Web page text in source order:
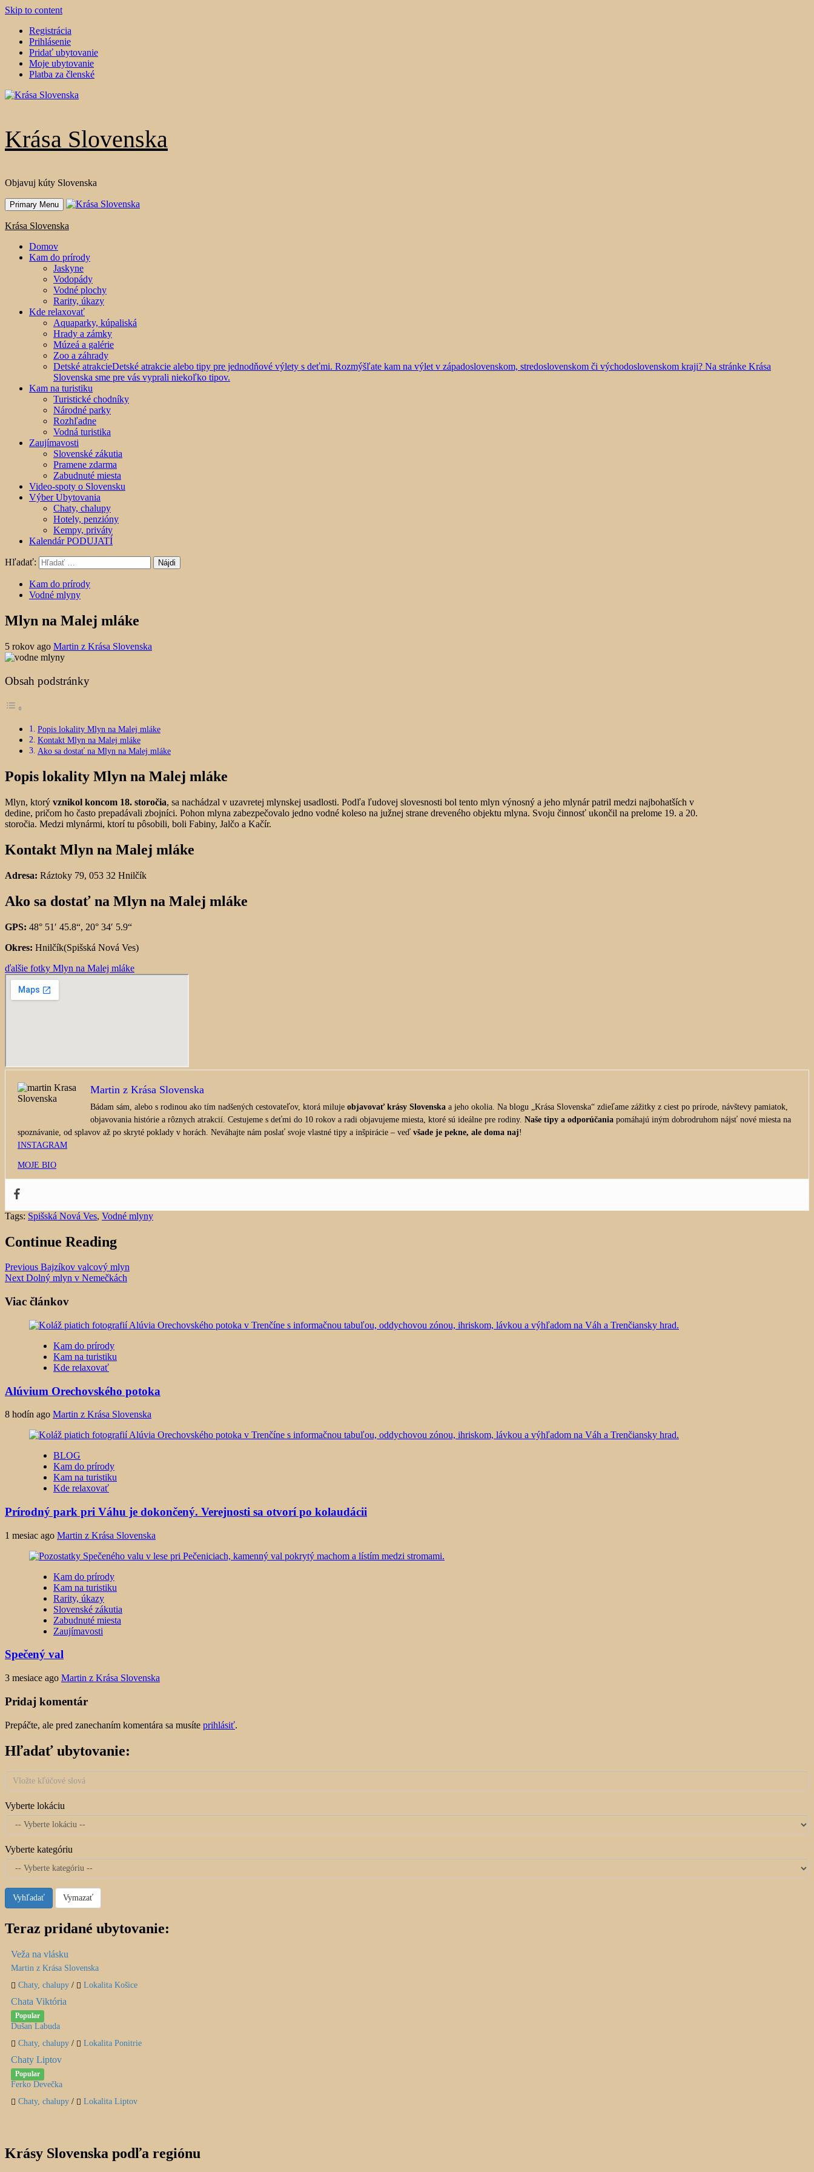
Skip to content
Registrácia
Prihlásenie
Pridať ubytovanie
Moje ubytovanie
Platba za členské
Krása Slovenska
Objavuj kúty Slovenska
Primary Menu
Krása Slovenska
Domov
Kam do prírody
Jaskyne
Vodopády
Vodné plochy
Rarity, úkazy
Kde relaxovať
Aquaparky, kúpaliská
Hrady a zámky
Múzeá a galérie
Zoo a záhrady
Detské atrakcieDetské atrakcie alebo tipy pre jednodňové výlety s deťmi. Rozmýšľate kam na výlet v západoslovenskom, stredoslovenskom či východoslovenskom kraji? Na stránke Krása
Slovenska sme pre vás vyprali niekoľko tipov.
Kam na turistiku
Turistické chodníky
Národné parky
Rozhľadne
Vodná turistika
Zaujímavosti
Slovenské zákutia
Pramene zdarma
Zabudnuté miesta
Video-spoty o Slovensku
Výber Ubytovania
Chaty, chalupy
Hotely, penzióny
Kempy, priváty
Kalendár PODUJATÍ
Hľadať:
Kam do prírody
Vodné mlyny
Mlyn na Malej mláke
5 rokov ago Martin z Krása Slovenska
Obsah podstránky
Popis lokality Mlyn na Malej mláke
Kontakt Mlyn na Malej mláke
Ako sa dostať na Mlyn na Malej mláke
Popis lokality Mlyn na Malej mláke
Mlyn, ktorý vznikol koncom 18. storočia, sa nachádzal v uzavretej mlynskej usadlosti. Podľa ľudovej slovesnosti bol tento mlyn výnosný a jeho mlynár patril medzi najbohatších v
dedine, pričom ho často prepadávali zbojníci. Pohon mlyna zabezpečovalo jedno vodné koleso na južnej strane dreveného objektu mlyna. Svoju činnosť ukončil na prelome 19. a 20.
storočia. Medzi mlynármi, ktorí tu pôsobili, boli Fabiny, Jalčo a Kačír.
Kontakt Mlyn na Malej mláke
Adresa: Ráztoky 79, 053 32 Hnilčík
Ako sa dostať na Mlyn na Malej mláke
GPS: 48° 51′ 45.8“, 20° 34′ 5.9“
Okres: Hnilčík(Spišská Nová Ves)
ďalšie fotky Mlyn na Malej mláke
Martin z Krása Slovenska
Bádam sám, alebo s rodinou ako tím nadšených cestovateľov, ktorá miluje objavovať krásy Slovenska a jeho okolia. Na blogu „Krása Slovenska“ zdieľame zážitky z ciest po prírode, návštevy pamiatok,
objavovania histórie a rôznych atrakcií. Cestujeme s deťmi do 10 rokov a radi objavujeme miesta, ktoré sú ideálne pre rodiny. Naše tipy a odporúčania pomáhajú iným dobrodruhom nájsť nové miesta na
spoznávanie, od splavov až po skryté poklady v horách. Neváhajte nám poslať svoje vlastné tipy a inšpirácie – veď všade je pekne, ale doma naj!
INSTAGRAM
MOJE BIO
Tags: Spišská Nová Ves, Vodné mlyny
Continue Reading
Previous Bajzíkov valcový mlyn
NextDolný mlyn v Nemečkách
Viac článkov
Kam do prírody
Kam na turistiku
Kde relaxovať
Alúvium Orechovského potoka
8 hodín ago Martin z Krása Slovenska
BLOG
Kam do prírody
Kam na turistiku
Kde relaxovať
Prírodný park pri Váhu je dokončený. Verejnosti sa otvorí po kolaudácii
1 mesiac ago Martin z Krása Slovenska
Kam do prírody
Kam na turistiku
Rarity, úkazy
Slovenské zákutia
Zabudnuté miesta
Zaujímavosti
Spečený val
3 mesiace ago Martin z Krása Slovenska
Pridaj komentár
Prepáčte, ale pred zanechaním komentára sa musíte prihlásiť.
Hľadať ubytovanie:
Vyberte lokáciu
Vyberte kategóriu
Vyhľadať Vymazať
Teraz pridané ubytovanie:
Veža na vlásku
Martin z Krása Slovenska
Chaty, chalupy / Lokalita Košice
Chata Viktória
Popular
Dušan Labuda
Chaty, chalupy / Lokalita Ponitrie
Chaty Liptov
Popular
Ferko Devečka
Chaty, chalupy / Lokalita Liptov
Krásy Slovenska podľa regiónu